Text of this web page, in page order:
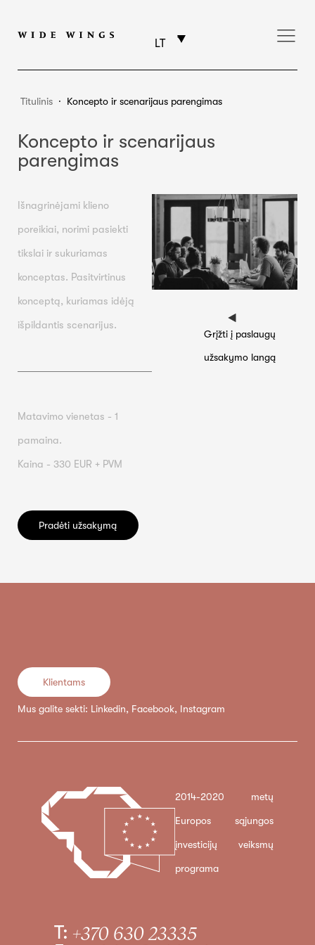
LT
Titulinis ⸱ Koncepto ir scenarijaus parengimas
Koncepto ir scenarijaus
parengimas
Išnagrinėjami klieno
poreikiai, norimi pasiekti
tikslai ir sukuriamas
konceptas. Pasitvirtinus
konceptą, kuriamas idėją
išpildantis scenarijus.
Matavimo vienetas - 1
pamaina.
Kaina - 330 EUR + PVM
Pradėti užsakymą
Grįžti į paslaugų
užsakymo langą
Klientams
Mus galite sekti: Linkedin, Facebook, Instagram
2014-2020 metų
Europos sąjungos
įnvesticijų veiksmų
programa
T: +370 630 23335